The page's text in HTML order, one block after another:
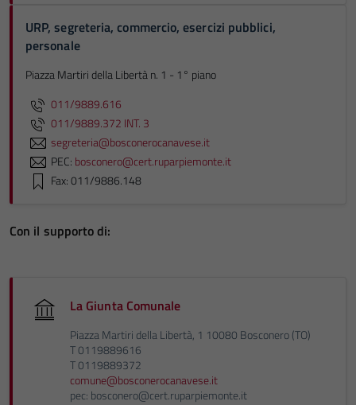
URP, segreteria, commercio, esercizi pubblici,
personale
Piazza Martiri della Libertà n. 1 - 1° piano
011/9889.616
011/9889.372 INT. 3
segreteria@bosconerocanavese.it
PEC: bosconero@cert.ruparpiemonte.it
Fax: 011/9886.148
Con il supporto di:
La Giunta Comunale
Piazza Martiri della Libertà, 1 10080 Bosconero (TO)
T 0119889616
T 0119889372
comune@bosconerocanavese.it
pec: bosconero@cert.ruparpiemonte.it